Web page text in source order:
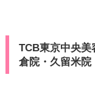
TCB東京中央美
倉院・久留米院